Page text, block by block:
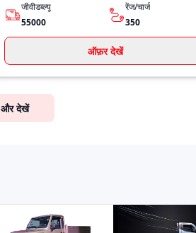
जीवीडब्ल्यू
55000
रेंज/चार्ज
350
ऑफ़र देखें
और देखें